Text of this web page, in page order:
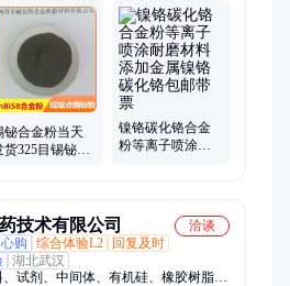
金属钒粉、金属铁粉、金属铅粉、金
钇粉、金属碲粉、金属钴粉、金属铌
金属镍花、金属铬粒、旋耕机刀片、
焊条
铋合金粉当天
货325目锡铋粉
镍铬碳化铬合金
粉等离子喷涂耐
技术有限公司
洽谈
购 综合体验L2
回复及时
湖北武汉
试剂、中间体、有机硅、橡胶树脂、